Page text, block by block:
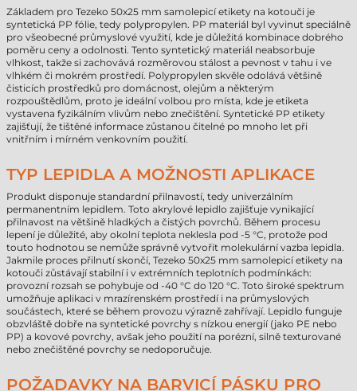
Základem pro Tezeko 50x25 mm samolepicí etikety na kotouči je
syntetická PP fólie, tedy polypropylen. PP materiál byl vyvinut speciálně
pro všeobecné průmyslové využití, kde je důležitá kombinace dobrého
poměru ceny a odolnosti. Tento syntetický materiál neabsorbuje
vlhkost, takže si zachovává rozměrovou stálost a pevnost v tahu i ve
vlhkém či mokrém prostředí. Polypropylen skvěle odolává většině
čisticích prostředků pro domácnost, olejům a některým
rozpouštědlům, proto je ideální volbou pro místa, kde je etiketa
vystavena fyzikálním vlivům nebo znečištění. Syntetické PP etikety
zajišťují, že tištěné informace zůstanou čitelné po mnoho let při
vnitřním i mírném venkovním použití.
TYP LEPIDLA A MOŽNOSTI APLIKACE
Produkt disponuje standardní přilnavostí, tedy univerzálním
permanentním lepidlem. Toto akrylové lepidlo zajišťuje vynikající
přilnavost na většině hladkých a čistých povrchů. Během procesu
lepení je důležité, aby okolní teplota neklesla pod -5 °C, protože pod
touto hodnotou se nemůže správně vytvořit molekulární vazba lepidla.
Jakmile proces přilnutí skončí, Tezeko 50x25 mm samolepicí etikety na
kotouči zůstávají stabilní i v extrémních teplotních podmínkách:
provozní rozsah se pohybuje od -40 °C do 120 °C. Toto široké spektrum
umožňuje aplikaci v mrazírenském prostředí i na průmyslových
součástech, které se během provozu výrazně zahřívají. Lepidlo funguje
obzvláště dobře na syntetické povrchy s nízkou energií (jako PE nebo
PP) a kovové povrchy, avšak jeho použití na porézní, silně texturované
nebo znečištěné povrchy se nedoporučuje.
POŽADAVKY NA BARVICÍ PÁSKU PRO